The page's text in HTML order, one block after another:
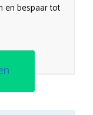
en bespaar tot